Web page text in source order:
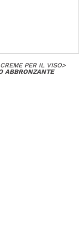
CREME PER IL VISO>
ABBRONZANTE